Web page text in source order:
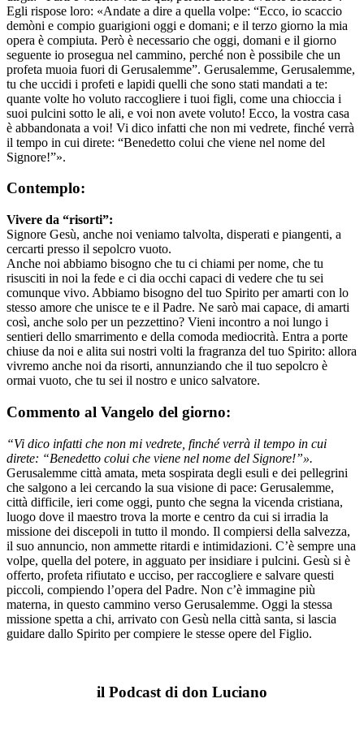
Egli rispose loro: «Andate a dire a quella volpe: “Ecco, io scaccio
demòni e compio guarigioni oggi e domani; e il terzo giorno la mia
opera è compiuta. Però è necessario che oggi, domani e il giorno
seguente io prosegua nel cammino, perché non è possibile che un
profeta muoia fuori di Gerusalemme”. Gerusalemme, Gerusalemme,
tu che uccidi i profeti e lapidi quelli che sono stati mandati a te:
quante volte ho voluto raccogliere i tuoi figli, come una chioccia i
suoi pulcini sotto le ali, e voi non avete voluto! Ecco, la vostra casa
è abbandonata a voi! Vi dico infatti che non mi vedrete, finché verrà
il tempo in cui direte: “Benedetto colui che viene nel nome del
Signore!”».
Contemplo:
Vivere da “risorti”:
Signore Gesù, anche noi veniamo talvolta, disperati e piangenti, a
cercarti presso il sepolcro vuoto.
Anche noi abbiamo bisogno che tu ci chiami per nome, che tu
risusciti in noi la fede e ci dia occhi capaci di vedere che tu sei
comunque vivo. Abbiamo bisogno del tuo Spirito per amarti con lo
stesso amore che unisce te e il Padre. Ne sarò mai capace, di amarti
così, anche solo per un pezzettino? Vieni incontro a noi lungo i
sentieri dello smarrimento e della comoda mediocrità. Entra a porte
chiuse da noi e alita sui nostri volti la fragranza del tuo Spirito: allora
vivremo anche noi da risorti, annunziando che il tuo sepolcro è
ormai vuoto, che tu sei il nostro e unico salvatore.
Commento al Vangelo del giorno:
“Vi dico infatti che non mi vedrete, finché verrà il tempo in cui
direte: “Benedetto colui che viene nel nome del Signore!”».
Gerusalemme città amata, meta sospirata degli esuli e dei pellegrini
che salgono a lei cercando la sua visione di pace: Gerusalemme,
città difficile, ieri come oggi, punto che segna la vicenda cristiana,
luogo dove il maestro trova la morte e centro da cui si irradia la
missione dei discepoli in tutto il mondo. Il compiersi della salvezza,
il suo annuncio, non ammette ritardi e intimidazioni. C’è sempre una
volpe, quella del potere, in agguato per insidiare i pulcini. Gesù si è
offerto, profeta rifiutato e ucciso, per raccogliere e salvare questi
piccoli, compiendo l’opera del Padre. Non c’è immagine più
materna, in questo cammino verso Gerusalemme. Oggi la stessa
missione spetta a chi, arrivato con Gesù nella città santa, si lascia
guidare dallo Spirito per compiere le stesse opere del Figlio.
il Podcast di don Luciano